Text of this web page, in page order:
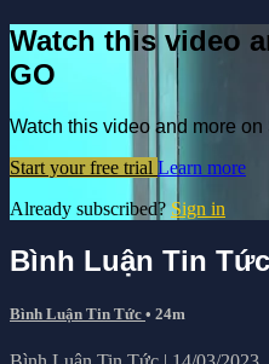
Watch this video
GO
Watch this video and more on
Start your free trial Learn more
Already subscribed? Sign in
Bình Luận Tin
Bình Luận Tin Tức • 24m